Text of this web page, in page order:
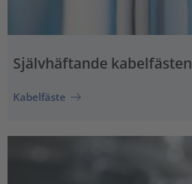
Självhäftande kabelfästen
Kabelfäste